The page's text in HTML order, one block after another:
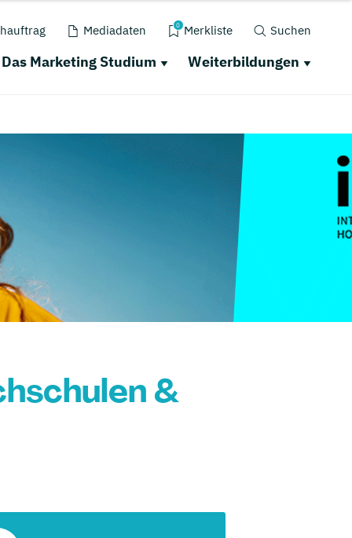
Mediadaten 0 Merkliste Suchen
Das Marketing Studium Weiterbildungen
&